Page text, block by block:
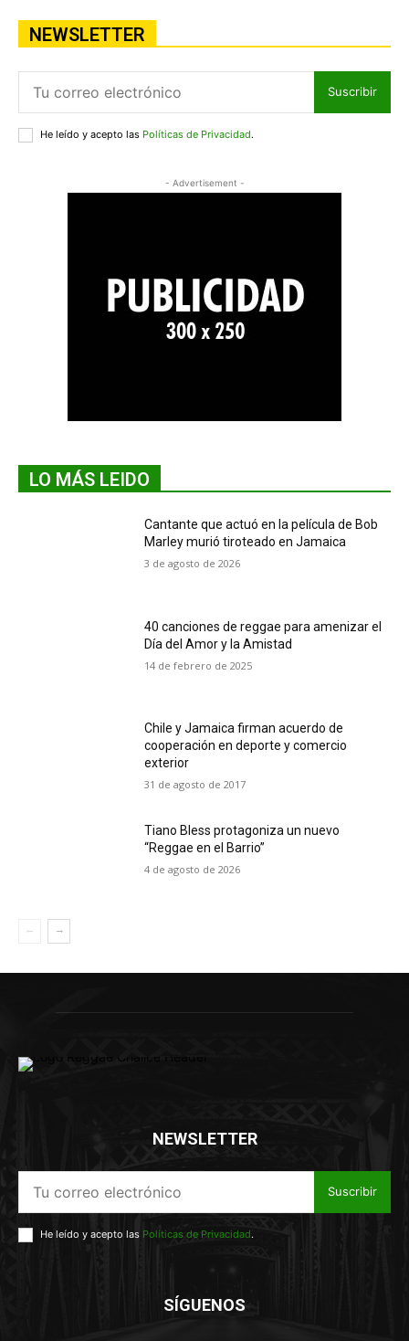
NEWSLETTER
Suscribir
He leído y acepto las Políticas de Privacidad.
- Advertisement -
LO MÁS LEIDO
Cantante que actuó en la película de Bob
Marley murió tiroteado en Jamaica
3 de agosto de 2026
40 canciones de reggae para amenizar el
Día del Amor y la Amistad
14 de febrero de 2025
Chile y Jamaica firman acuerdo de
cooperación en deporte y comercio
exterior
31 de agosto de 2017
Tiano Bless protagoniza un nuevo
“Reggae en el Barrio”
4 de agosto de 2026
NEWSLETTER
Suscribir
He leído y acepto las Políticas de Privacidad.
SÍGUENOS